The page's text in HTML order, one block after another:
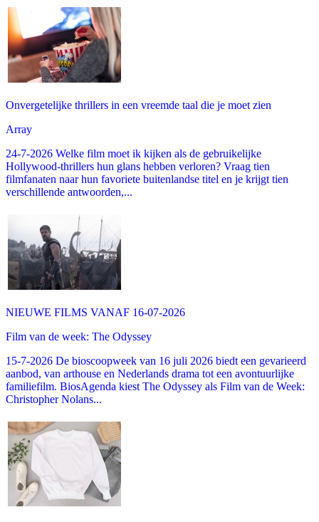
Onvergetelijke thrillers in een vreemde taal die je moet zien
Array
24-7-2026 Welke film moet ik kijken als de gebruikelijke
Hollywood-thrillers hun glans hebben verloren? Vraag tien
filmfanaten naar hun favoriete buitenlandse titel en je krijgt tien
verschillende antwoorden,...
NIEUWE FILMS VANAF 16-07-2026
Film van de week: The Odyssey
15-7-2026 De bioscoopweek van 16 juli 2026 biedt een gevarieerd
aanbod, van arthouse en Nederlands drama tot een avontuurlijke
familiefilm. BiosAgenda kiest The Odyssey als Film van de Week:
Christopher Nolans...